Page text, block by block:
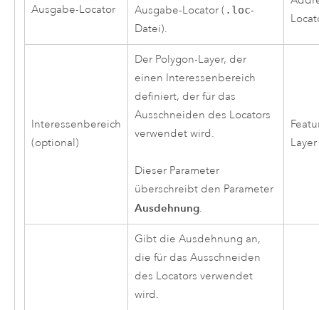
Ausgabe-Locator Ausgabe-Locator ( .loc-
Datei).
Interessenbereich
(optional)
Der Polygon-Layer, der
einen Interessenbereich
definiert, der für das
Ausschneiden des Locators
verwendet wird.
Dieser Parameter
überschreibt den Parameter
Ausdehnung.
Layer
Gibt die Ausdehnung an,
die für das Ausschneiden
des Locators verwendet
wird.